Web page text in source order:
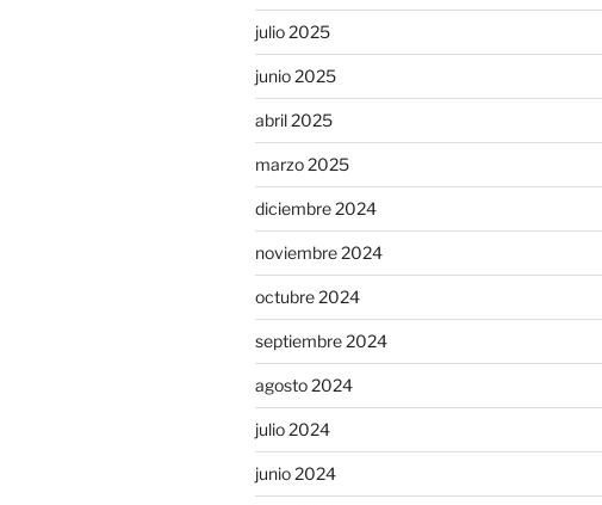
julio 2025
junio 2025
abril 2025
marzo 2025
diciembre 2024
noviembre 2024
octubre 2024
septiembre 2024
agosto 2024
julio 2024
junio 2024